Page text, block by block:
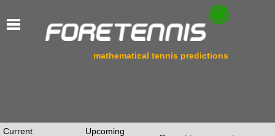
mathematical tennis predictions
Current
Upcoming